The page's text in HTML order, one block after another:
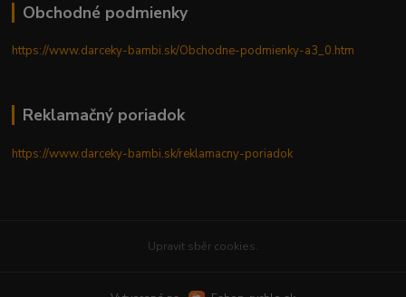
Obchodné podmienky
https://www.darceky-bambi.sk/Obchodne-podmienky-a3_0.htm
Reklamačný poriadok
https://www.darceky-bambi.sk/reklamacny-poriadok
Upravit sběr cookies.